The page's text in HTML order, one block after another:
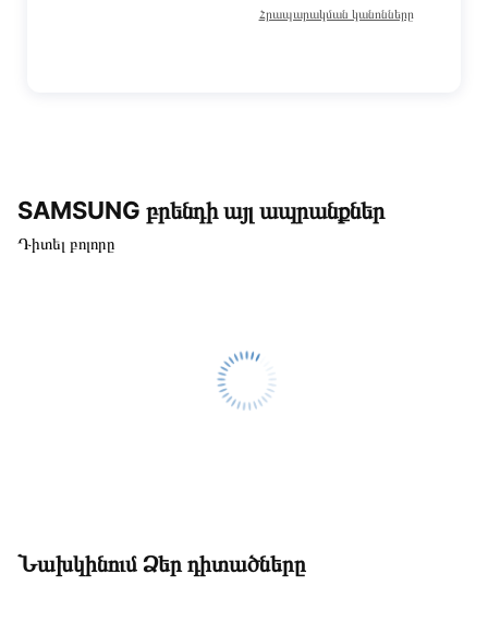
Հրապարակման կանոնները
SAMSUNG բրենդի այլ ապրանքներ
Դիտել բոլորը
Նախկինում Ձեր դիտածները